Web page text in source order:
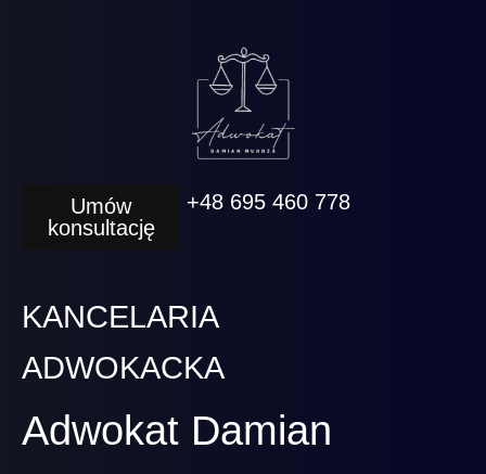
Umów
konsultację
+48 695 460 778
KANCELARIA
ADWOKACKA
Adwokat Damian